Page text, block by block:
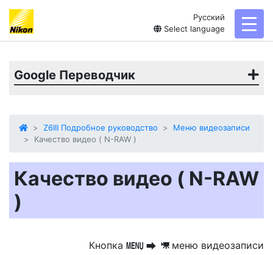
Русский
Select language
Google Переводчик
Z6III Подробное руководство
Меню видеозаписи
Качество видео ( N-RAW )
Качество видео ( N-RAW
)
Кнопка G U 1 меню видеозаписи